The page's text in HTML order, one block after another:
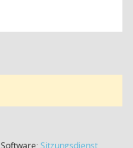
Software:Sitzungsdienst